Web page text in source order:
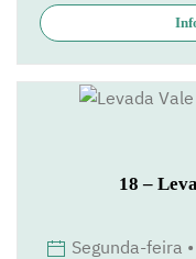
18 –
Segunda-feira